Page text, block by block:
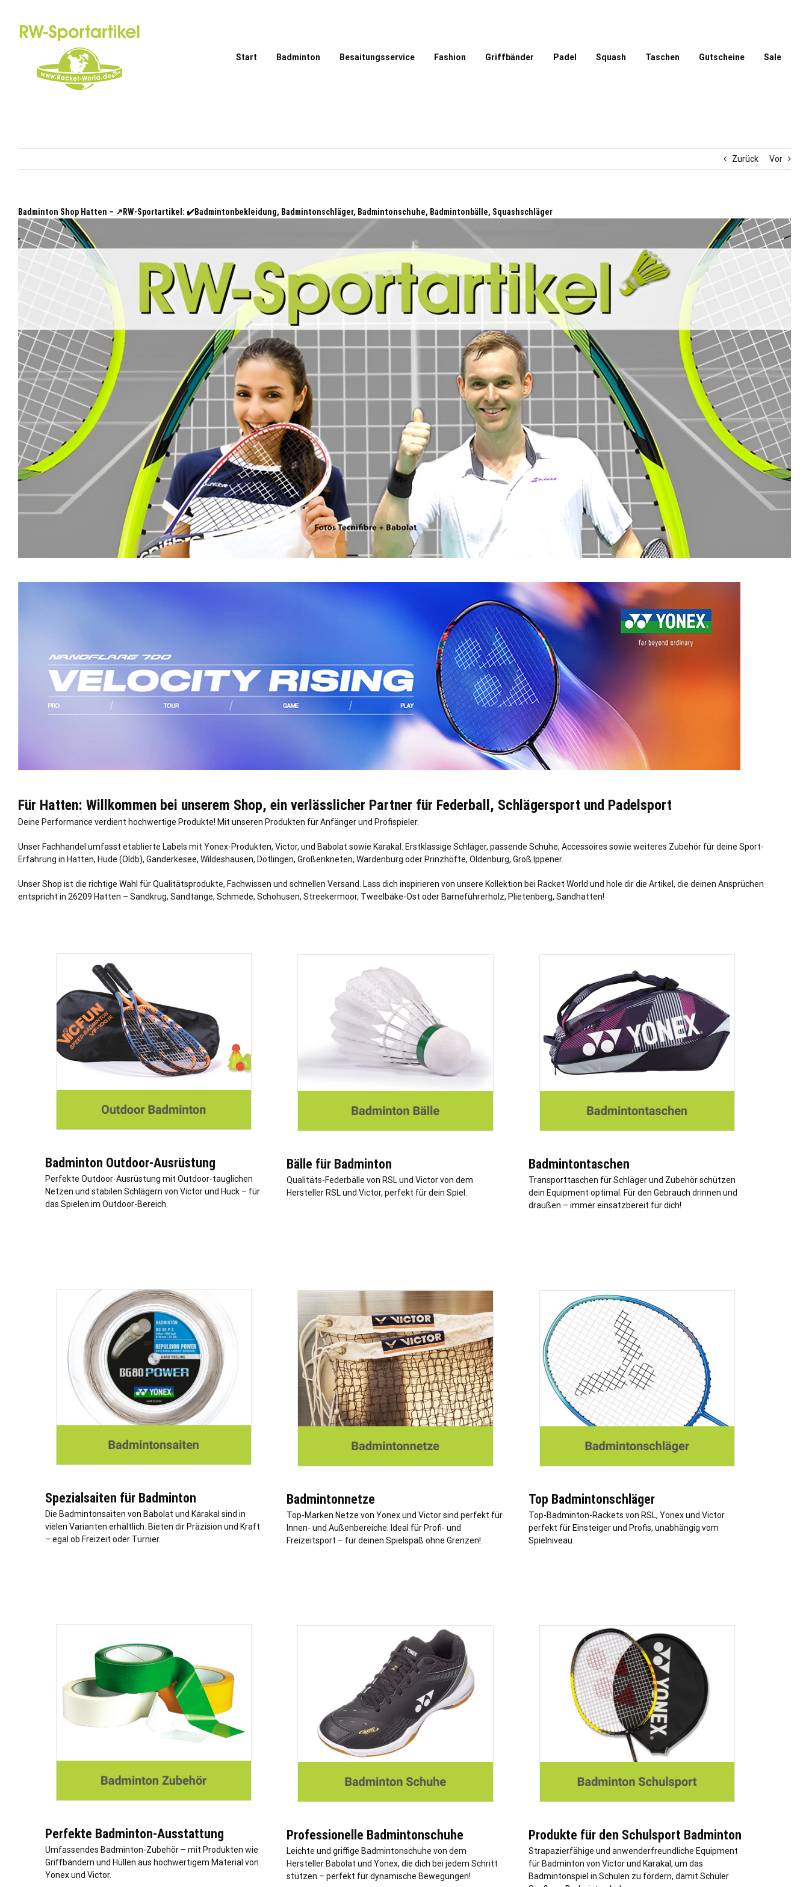
springen
Start Badminton Besaitungsservice Fashion Griffbänder Padel Squash Taschen Gutscheine Sale
Zurück Vor
Badminton Shop Hatten – ↗️RW-Sportartikel: ✔️Badmintonbekleidung, Badmintonschläger, Badmintonschuhe, Badmintonbälle, Squashschläger
Für Hatten: Willkommen bei unserem Shop, ein verlässlicher Partner für Federball, Schlägersport und Padelsport
Deine Performance verdient hochwertige Produkte! Mit unseren Produkten für Anfänger und Profispieler.
Unser Fachhandel umfasst etablierte Labels mit Yonex-Produkten, Victor, und Babolat sowie Karakal. Erstklassige Schläger, passende Schuhe, Accessoires sowie weiteres Zubehör für deine Sport-
Erfahrung in Hatten, Hude (Oldb), Ganderkesee, Wildeshausen, Dötlingen, Großenkneten, Wardenburg oder Prinzhöfte, Oldenburg, Groß Ippener.
Unser Shop ist die richtige Wahl für Qualitätsprodukte, Fachwissen und schnellen Versand. Lass dich inspirieren von unsere Kollektion bei Racket World und hole dir die Artikel, die deinen Ansprüchen
entspricht in 26209 Hatten – Sandkrug, Sandtange, Schmede, Schohusen, Streekermoor, Tweelbäke-Ost oder Barneführerholz, Plietenberg, Sandhatten!
Badminton Outdoor-Ausrüstung
Perfekte Outdoor-Ausrüstung mit Outdoor-tauglichen
Netzen und stabilen Schlägern von Victor und Huck – für
das Spielen im Outdoor-Bereich.
Bälle für Badminton
Qualitäts-Federbälle von RSL und Victor von dem
Hersteller RSL und Victor, perfekt für dein Spiel.
Badmintontaschen
Transporttaschen für Schläger und Zubehör schützen
dein Equipment optimal. Für den Gebrauch drinnen und
draußen – immer einsatzbereit für dich!
Spezialsaiten für Badminton
Die Badmintonsaiten von Babolat und Karakal sind in
vielen Varianten erhältlich. Bieten dir Präzision und Kraft
– egal ob Freizeit oder Turnier.
Badmintonnetze
Top-Marken Netze von Yonex und Victor sind perfekt für
Innen- und Außenbereiche. Ideal für Profi- und
Freizeitsport – für deinen Spielspaß ohne Grenzen!.
Top Badmintonschläger
Top-Badminton-Rackets von RSL, Yonex und Victor
perfekt für Einsteiger und Profis, unabhängig vom
Spielniveau.
Perfekte Badminton-Ausstattung
Umfassendes Badminton-Zubehör – mit Produkten wie
Griffbändern und Hüllen aus hochwertigem Material von
Yonex und Victor.
Professionelle Badmintonschuhe
Leichte und griffige Badmintonschuhe von dem
Hersteller Babolat und Yonex, die dich bei jedem Schritt
stützen – perfekt für dynamische Bewegungen!
Produkte für den Schulsport Badminton
Strapazierfähige und anwenderfreundliche Equipment
für Badminton von Victor und Karakal, um das
Badmintonspiel in Schulen zu fördern, damit Schüler